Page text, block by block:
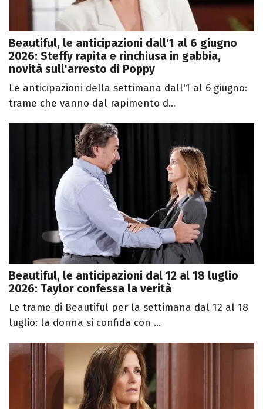
Beautiful, le anticipazioni dall'1 al 6 giugno
2026: Steffy rapita e rinchiusa in gabbia,
novità sull'arresto di Poppy
Le anticipazioni della settimana dall'1 al 6 giugno:
trame che vanno dal rapimento d...
Beautiful, le anticipazioni dal 12 al 18 luglio
2026: Taylor confessa la verità
Le trame di Beautiful per la settimana dal 12 al 18
luglio: la donna si confida con ...